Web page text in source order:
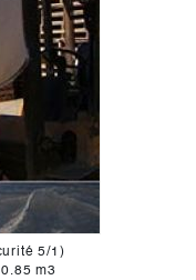
5/1)
m3